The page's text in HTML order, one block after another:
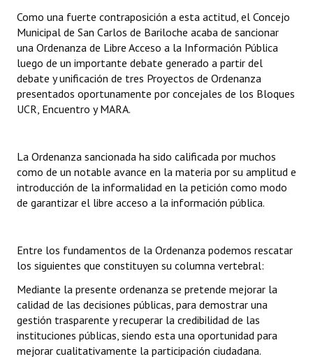
Como una fuerte contraposición a esta actitud, el Concejo
Municipal de San Carlos de Bariloche acaba de sancionar
una Ordenanza de Libre Acceso a la Información Pública
luego de un importante debate generado a partir del
debate y unificación de tres Proyectos de Ordenanza
presentados oportunamente por concejales de los Bloques
UCR, Encuentro y MARA.
La Ordenanza sancionada ha sido calificada por muchos
como de un notable avance en la materia por su amplitud e
introducción de la informalidad en la petición como modo
de garantizar el libre acceso a la información pública.
Entre los fundamentos de la Ordenanza podemos rescatar
los siguientes que constituyen su columna vertebral:
Mediante la presente ordenanza se pretende mejorar la
calidad de las decisiones públicas, para demostrar una
gestión trasparente y recuperar la credibilidad de las
instituciones públicas, siendo esta una oportunidad para
mejorar cualitativamente la participación ciudadana.